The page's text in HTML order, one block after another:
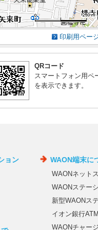
印刷用ペー
QRコード
スマートフォン用ペ
を表示できます。